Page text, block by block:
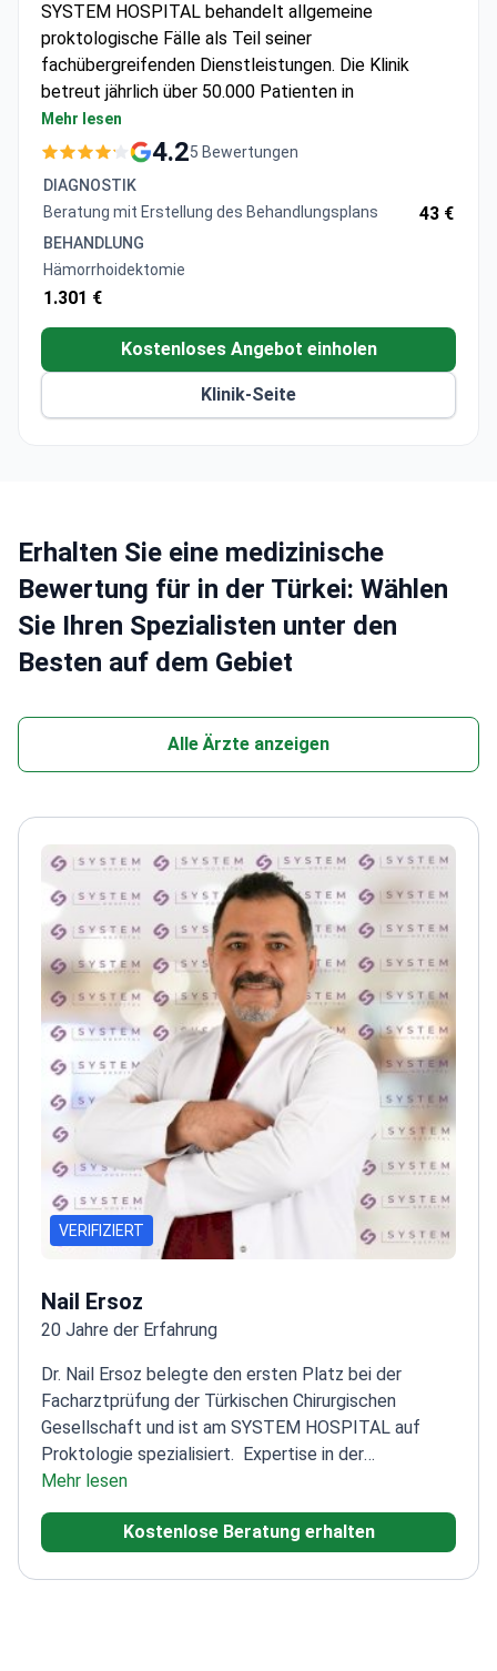
SYSTEM HOSPITAL behandelt allgemeine
proktologische Fälle als Teil seiner
fachübergreifenden Dienstleistungen. Die Klinik
betreut jährlich über 50.000 Patienten in
verschiedenen Fachbereichen.
Private Einrichtung mit Unterstützung für
Akzeptiert sowohl proktologische Fälle bei
Erwachsenen als auch bei Kindern
Mehr lesen
4.25 Bewertungen
DIAGNOSTIK
Beratung mit Erstellung des Behandlungsplans
43 €
BEHANDLUNG
Hämorrhoidektomie
1.301 €
Kostenloses Angebot einholen
Klinik-Seite
Erhalten Sie eine medizinische
Bewertung für in der Türkei: Wählen
Sie Ihren Spezialisten unter den
Besten auf dem Gebiet
Alle Ärzte anzeigen
VERIFIZIERT
Nail Ersoz
20 Jahre der Erfahrung
Dr. Nail Ersoz belegte den ersten Platz bei der
Facharztprüfung der Türkischen Chirurgischen
Gesellschaft und ist am SYSTEM HOSPITAL auf
Proktologie spezialisiert. Expertise in der
Behandlung von Glutäalabszessen und
KolonkarzinomenZahlreiche nationale
wissenschaftliche Publikationen
Erciyes und FıratErfahren in der Allgemeinchirurgie
Mehr lesen
Kostenlose Beratung erhalten